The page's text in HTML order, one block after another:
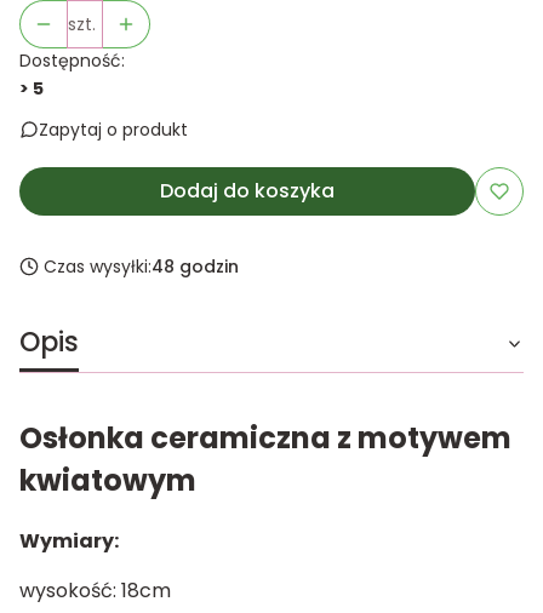
szt.
Dostępność:
> 5
Zapytaj o produkt
Dodaj do koszyka
Czas wysyłki:48 godzin
Opis
Osłonka ceramiczna z motywem
kwiatowym
Wymiary:
wysokość: 18cm